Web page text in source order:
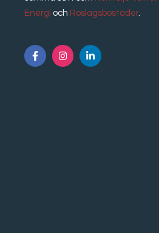
Energi och Roslagsbostäder.